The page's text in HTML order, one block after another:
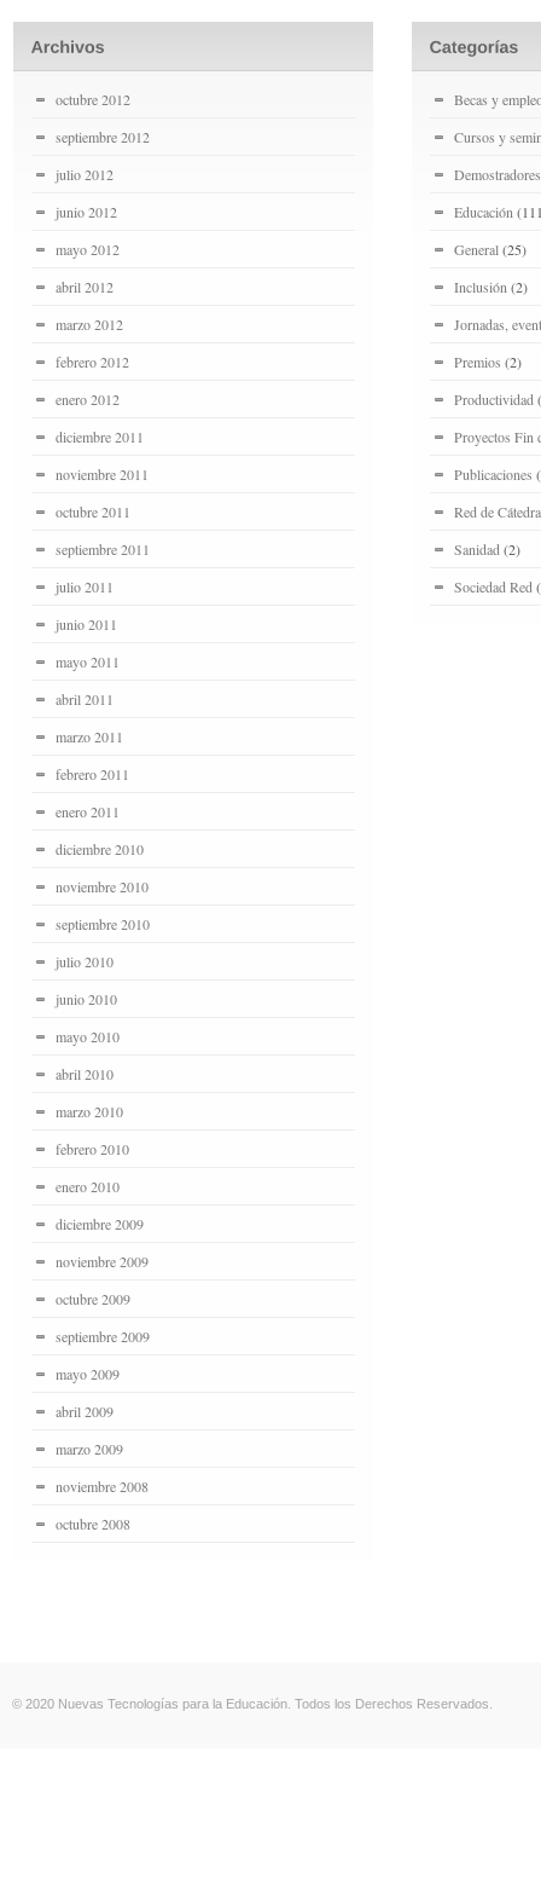
octubre 2012
septiembre 2012
julio 2012
junio 2012
mayo 2012
abril 2012
marzo 2012
febrero 2012
enero 2012
diciembre 2011
noviembre 2011
octubre 2011
septiembre 2011
julio 2011
junio 2011
mayo 2011
abril 2011
marzo 2011
febrero 2011
enero 2011
diciembre 2010
noviembre 2010
septiembre 2010
julio 2010
junio 2010
mayo 2010
abril 2010
marzo 2010
febrero 2010
enero 2010
diciembre 2009
noviembre 2009
octubre 2009
septiembre 2009
mayo 2009
abril 2009
marzo 2009
noviembre 2008
octubre 2008
Becas y
Cursos y
Demostradores
Educación
General (25)
Inclusión (2)
Jornadas,
Premios (2)
Productividad
Proyectos Fin
Publicaciones
Red de
Sanidad (2)
Sociedad Red
© 2020 Nuevas Tecnologías para la Educación. Todos los Derechos Reservados.